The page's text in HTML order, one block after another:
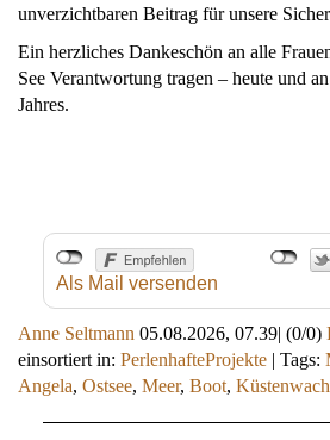
unverzichtbaren Beitrag für unsere
Ein herzliches Dankeschön an alle
See Verantwortung tragen – heute und
Jahres.
Als Mail versenden
Anne Seltmann 05.08.2026, 07.39| (0/0)
einsortiert in: PerlenhafteProjekte | Tags:
Angela, Ostsee, Meer, Boot,